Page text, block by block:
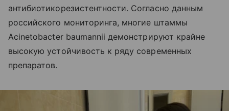
антибиотикорезистентности. Согласно данным
российского мониторинга, многие штаммы
Acinetobacter baumannii демонстрируют крайне
высокую устойчивость к ряду современных
препаратов.